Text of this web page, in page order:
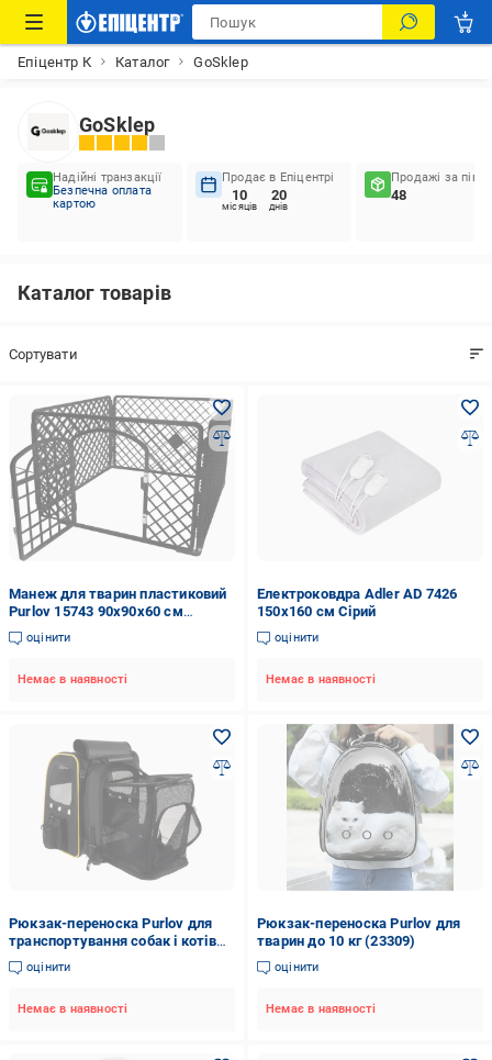
Епіцентр К Каталог GoSklep
GoSklep
Надійні транзакції
Безпечна оплата
картою
Продає в Епіцентрі
10
місяців
20
днів
Продажі за пів
48
Каталог товарів
Сортувати
Манеж для тварин пластиковий
Purlov 15743 90x90x60 см
Чорний (15743)
оцінити
Немає в наявності
Електроковдра Adler AD 7426
150х160 см Сірий
оцінити
Немає в наявності
Рюкзак-переноска Purlov для
транспортування собак і котів
до 7 кг 41х35х62 см (23185)
оцінити
Немає в наявності
Рюкзак-переноска Purlov для
тварин до 10 кг (23309)
оцінити
Немає в наявності